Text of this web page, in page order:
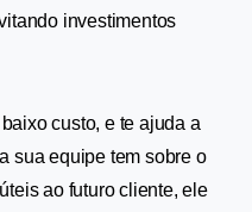
investimentos
custo, e te ajuda a
sua equipe tem sobre o
ao futuro cliente, ele